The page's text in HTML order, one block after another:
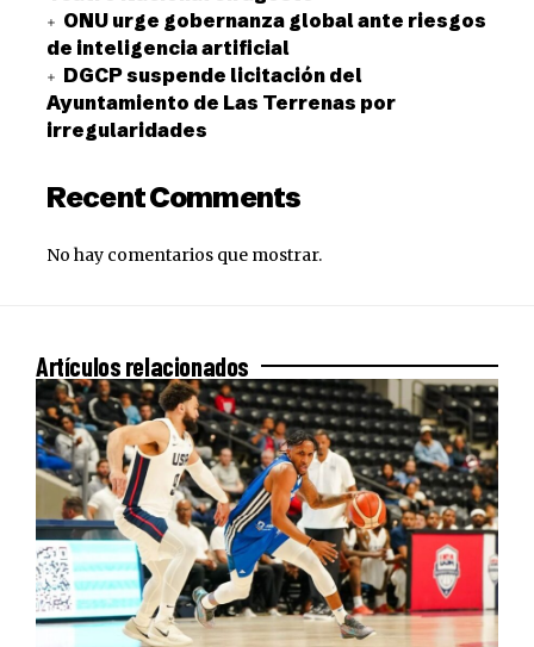
ONU urge gobernanza global ante riesgos
de inteligencia artificial
DGCP suspende licitación del
Ayuntamiento de Las Terrenas por
irregularidades
Recent Comments
No hay comentarios que mostrar.
Artículos relacionados